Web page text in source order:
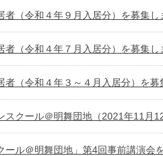
（令和４年９月入居分）を募集し
（令和４年７月入居分）を募集し
（令和４年３～４月入居分）を募
スクール＠明舞団地（2021年11月
ール＠明舞団地」第4回事前講演会